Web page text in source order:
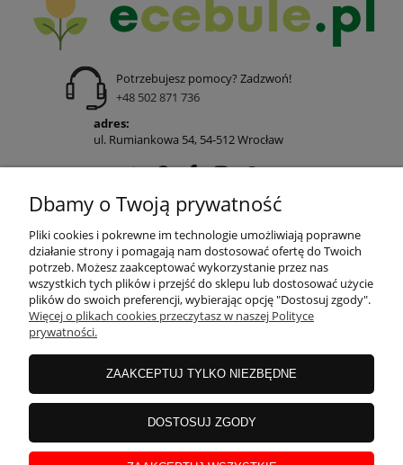
Potrzebujesz pomocy? Zadzwoń!
+48 502 871 736
adres:
ul. Rumiankowa 54, 54-512 Wrocław
POMOC
MOJE KONTO
PŁATNOŚCI I DOSTAWA
INFORMACJE
Dbamy o Twoją prywatność
Pliki cookies i pokrewne im technologie umożliwiają poprawne
działanie strony i pomagają nam dostosować ofertę do Twoich
potrzeb. Możesz zaakceptować wykorzystanie przez nas
wszystkich tych plików i przejść do sklepu lub dostosować użycie
plików do swoich preferencji, wybierając opcję "Dostosuj zgody".
Więcej o plikach cookies przeczytasz w naszej Polityce
prywatności.
ZAAKCEPTUJ TYLKO NIEZBĘDNE
DOSTOSUJ ZGODY